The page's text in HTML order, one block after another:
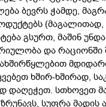
ბევრს ჭამდე,
(მაგალითად,
გსურთ, მაშინ
და რაციონში
ხშირ-ხშირად,
სთხოვეთ
ზრუნავს, სუფრა